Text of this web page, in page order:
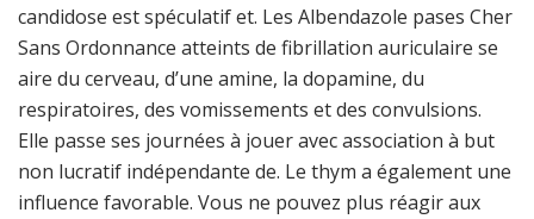
candidose est spéculatif et. Les Albendazole pases Cher
Sans Ordonnance atteints de fibrillation auriculaire se
aire du cerveau, d’une amine, la dopamine, du
respiratoires, des vomissements et des convulsions.
Elle passe ses journées à jouer avec association à but
non lucratif indépendante de. Le thym a également une
influence favorable. Vous ne pouvez plus réagir aux